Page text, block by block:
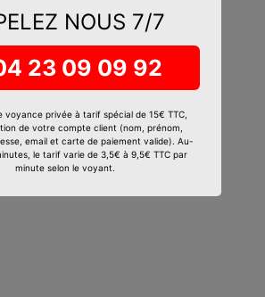
NOUS 7/7
23 09 09 92
voyance privée à tarif spécial de 15€ TTC,
de votre compte client (nom, prénom,
email et carte de paiement valide). Au-
le tarif varie de 3,5€ à 9,5€ TTC par
minute selon le voyant.